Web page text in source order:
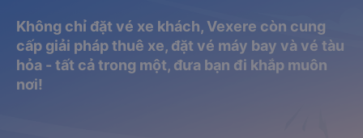
Không chỉ đặt vé xe khách, Vexere còn cung
cấp giải pháp thuê xe, đặt vé máy bay và vé tàu
hỏa - tất cả trong một, đưa bạn đi khắp muôn
nơi!